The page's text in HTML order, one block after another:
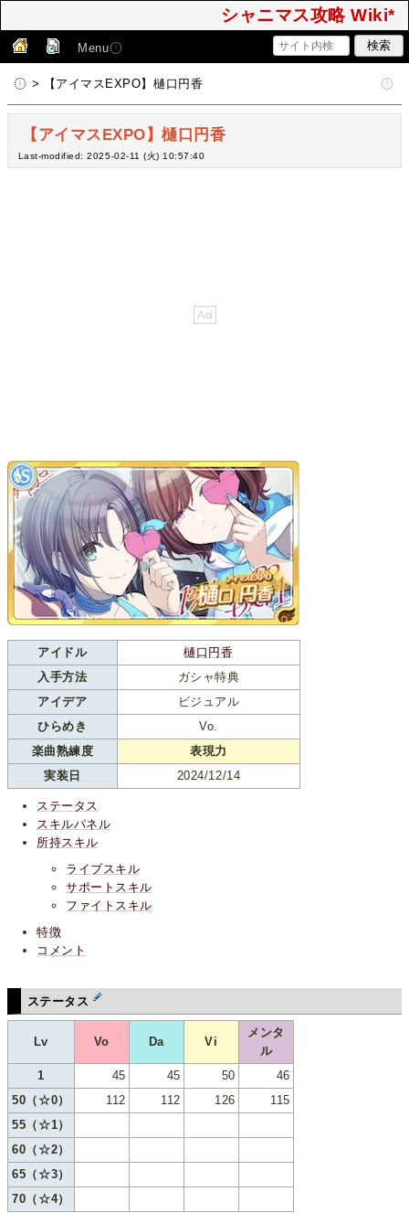
シャニマス攻略 Wiki*
Menu
> 【アイマスEXPO】樋口円香
【アイマスEXPO】樋口円香
Last-modified: 2025-02-11 (火) 10:57:40
アイドル
樋口円香
入手方法
ガシャ特典
アイデア
ビジュアル
ひらめき
Vo.
楽曲熟練度
表現力
実装日
2024/12/14
ステータス
スキルパネル
所持スキル
ライブスキル
サポートスキル
ファイトスキル
特徴
コメント
ステータス
Lv Vo Da Vi
メンタ
ル
1
45 45 50
46
50（☆0）
112 112 126
115
55（☆1）
60（☆2）
65（☆3）
70（☆4）